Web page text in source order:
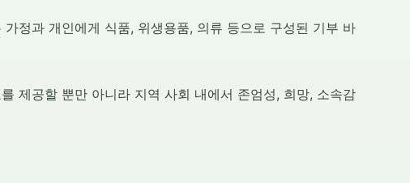
가정과 개인에게 식품, 위생용품, 의류 등으로 구성된 기부 바
제공할 뿐만 아니라 지역 사회 내에서 존엄성, 희망, 소속감